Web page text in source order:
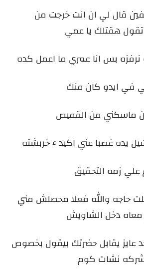
قال لي ان انت خرجت من
هقتلك يا عمي
بس انا عمري ما اعمل كده
في ايدو كان منك
ماسكني من القميص
يده غصبا عني اكيد ء خربشته
حاجه والله فعلا محصلش مني
دخل الشاويش
عايز يقابل حضرتك بيقول بخصوص
نشات كوم